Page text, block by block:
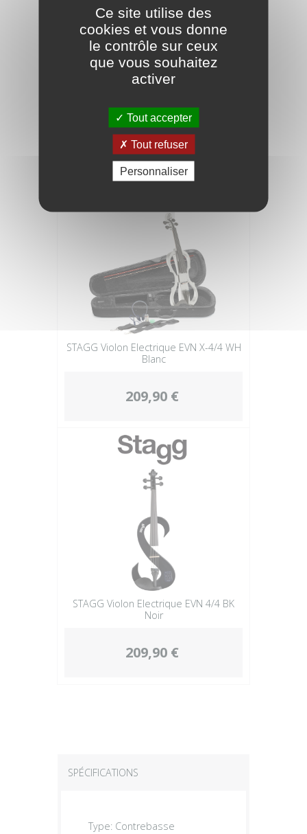
699,00 €
STAGG Violon Electrique EVN X-4/4 WH
Blanc
209,90 €
STAGG Violon Electrique EVN 4/4 BK
Noir
209,90 €
SPÉCIFICATIONS
Type: Contrebasse
Ce site utilise des
cookies et vous donne
le contrôle sur ceux
que vous souhaitez
activer
Tout accepter
Tout refuser
Personnaliser